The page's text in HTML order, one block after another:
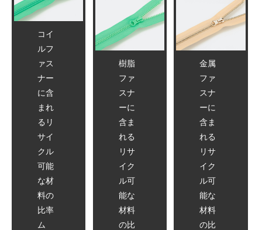
コイ
ルフ
ァス
ナー
に含
まれ
るリ
サイ
クル
可能
な材
料の
比率
ム
樹脂
ファ
スナ
ーに
含ま
れる
リサ
イク
ル可
能な
材料
の比
金属
ファ
スナ
ーに
含ま
れる
リサ
イク
ル可
能な
材料
の比